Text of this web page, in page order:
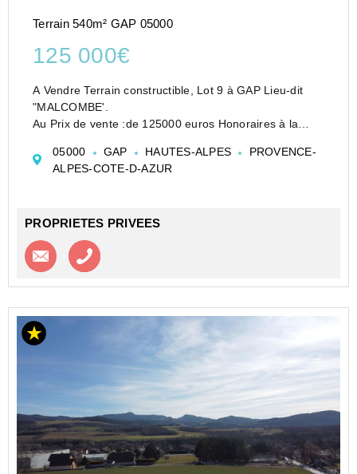
Terrain 540m² GAP 05000
125 000€
A Vendre Terrain constructible, Lot 9 à GAP Lieu-dit
"MALCOMBE'.
Au Prix de vente :de 125000 euros Honoraires à la
Découvrez ce terrain constructible situé dans un
lotissement de 9 lots, au sein d'un secteur calme e...
05000 GAP HAUTES-ALPES
PROVENCE-
ALPES-COTE-D-AZUR
PROPRIETES PRIVEES
Contacter l'agence